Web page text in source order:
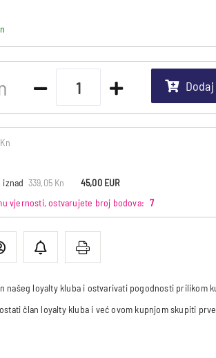
339,05 Kn
45,00 EUR
vjernosti, ostvarujete broj bodova: 7
našeg loyalty kluba i ostvarivati pogodnosti prilikom
član loyalty kluba i već ovom kupnjom skupiti